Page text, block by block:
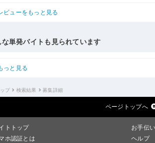
ビューをもっと見る
な単発バイトも見られています
っと見る
ップ 検索結果 募集詳細
ページトップへ
トトップ
お手伝
ホ認証とは
ヘルプ